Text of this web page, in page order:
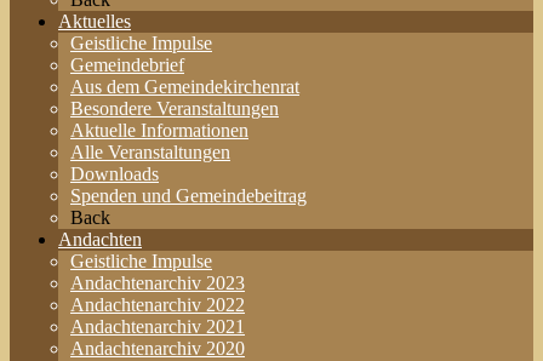
Aktuelles
Geistliche Impulse
Gemeindebrief
Aus dem Gemeindekirchenrat
Besondere Veranstaltungen
Aktuelle Informationen
Alle Veranstaltungen
Downloads
Spenden und Gemeindebeitrag
Back
Andachten
Geistliche Impulse
Andachtenarchiv 2023
Andachtenarchiv 2022
Andachtenarchiv 2021
Andachtenarchiv 2020